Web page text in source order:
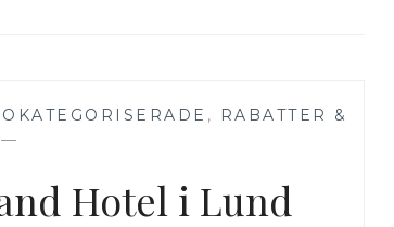
OKATEGORISERADE ,
RABATTER &
—
Hotel i Lund